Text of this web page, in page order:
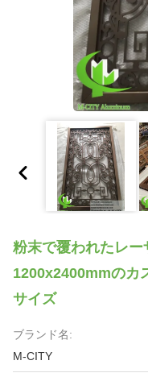
粉末で覆われたレ
1200x2400mmのカ
サイズ
ブランド名:
M-CITY